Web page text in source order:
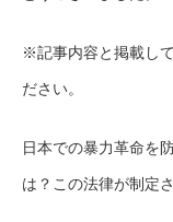
※記事内容と掲載し
ださい。
日本での暴力革命を
は？この法律が制定